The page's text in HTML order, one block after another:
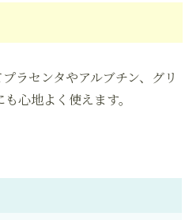
ラセンタやアルブチン、グリ
心地よく使えます。